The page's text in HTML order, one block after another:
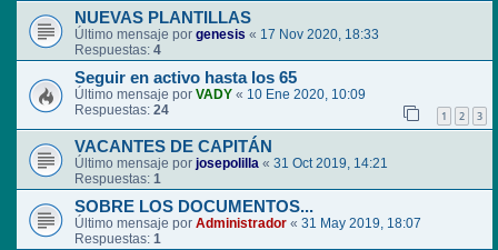
NUEVAS PLANTILLAS
Último mensaje por genesis « 17 Nov 2020, 18:33
Respuestas: 4
Seguir en activo hasta los 65
Último mensaje por VADY « 10 Ene 2020, 10:09
Respuestas: 24 1 2 3
VACANTES DE CAPITÁN
Último mensaje por josepolilla « 31 Oct 2019, 14:21
Respuestas: 1
SOBRE LOS DOCUMENTOS...
Último mensaje por Administrador « 31 May 2019, 18:07
Respuestas: 1